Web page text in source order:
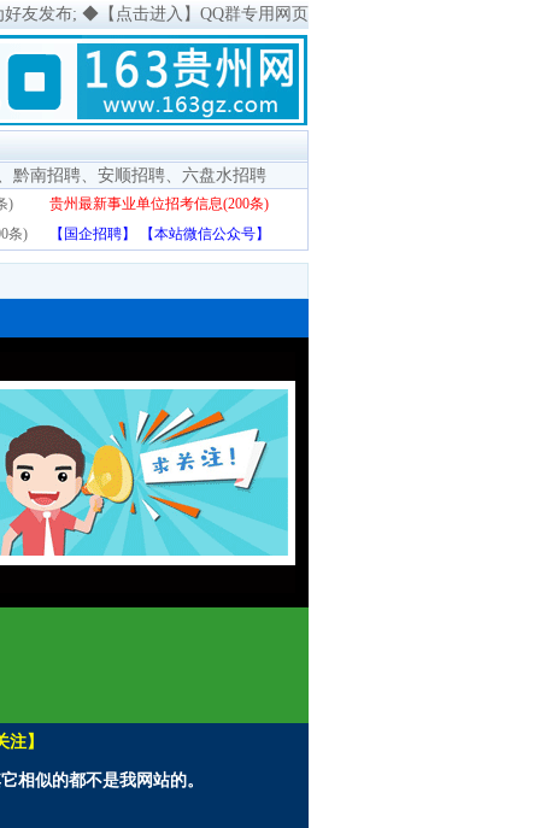
好友发布; ◆ 【点击进入】QQ群专用网页
黔南招聘、 安顺招聘、 六盘水招聘
)
贵州最新事业单位招考信息(200条)
条) 【国企招聘】 【本站微信公众号】
】
相似的都不是我网站的。